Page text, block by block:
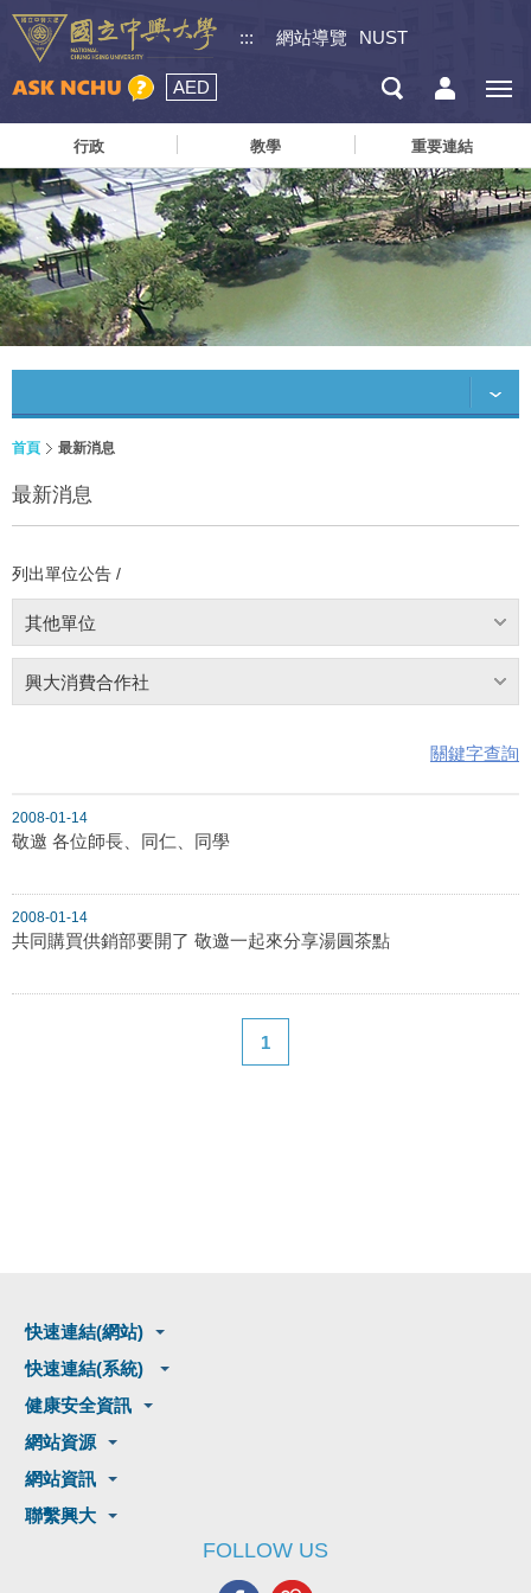
::: 網站導覽 NUST
AED
行政 教學 重要連結
首頁 最新消息
最新消息
列出單位公告 /
其他單位
興大消費合作社
關鍵字查詢
2008-01-14
敬邀 各位師長、同仁、同學
2008-01-14
共同購買供銷部要開了 敬邀一起來分享湯圓茶點
1
快速連結(網站)
快速連結(系統)
健康安全資訊
網站資源
網站資訊
聯繫興大
FOLLOW US